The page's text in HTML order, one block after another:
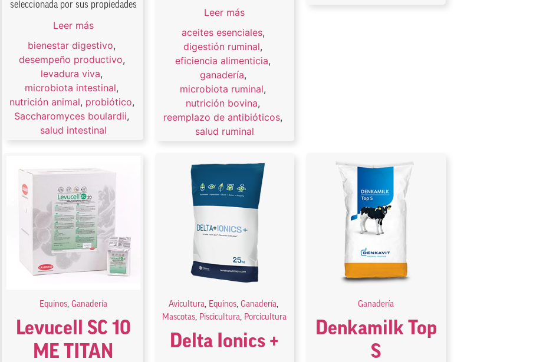
seleccionada por sus propiedades
Leer más
bienestar digestivo,
desempeño productivo,
levadura viva,
microbiota intestinal,
nutrición animal, probiótico,
Saccharomyces boulardii,
salud intestinal
Leer más
aceites esenciales,
digestión ruminal,
eficiencia alimenticia,
ganadería,
microbiota ruminal,
nutrición bovina,
reemplazo de antibióticos,
salud ruminal
Equinos, Ganadería
Levucell SC 10
ME TITAN
Avicultura, Equinos, Ganadería,
Mascotas, Piscicultura, Porcicultura
Delta Ionics +
Ganadería
Denkamilk Top
S